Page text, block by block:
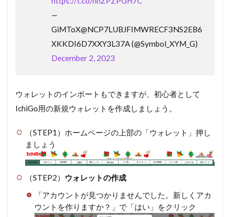
—
GiMToX@NCP7LUBJFIMWRECF3NS2EB6
XKKDI6D7XXY3L37A (@Symbol_XYM_G)
December 2, 2023
ウォレットのインポートもできますが、初心者として
IchiGo用の新規ウォレットを作成しましょう。
（STEP1）ホームページの上部の「ウォレット」押し
ましょう
（STEP2） ウォレットの作成
「アカウントが見つかりませんでした。新しくアカ
ウントを作りますか？」で「はい」をクリック